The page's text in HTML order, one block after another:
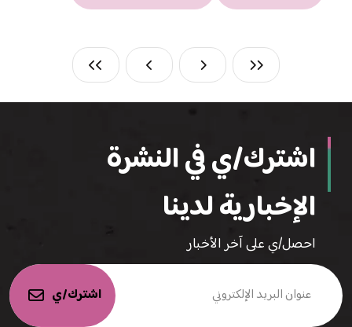
اشترك/ي
اشترك/ي في النشرة
الإخبارية لدينا
احصل/ي على آخر الأخبار